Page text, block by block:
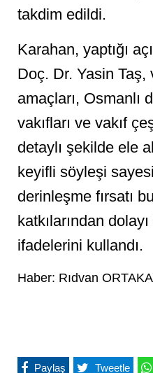
takdim edildi.
Karahan, yaptığı
Doç. Dr. Yasin Taş,
amaçları, Osmanlı
vakıfları ve vakıf
detaylı şekilde ele
keyifli söyleşi
derinleşme fırsatı
katkılarından
ifadelerini kullandı.
Haber: Rıdvan
Paylaş Tweetle